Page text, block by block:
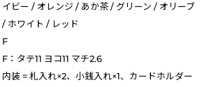
イビー / オレンジ / あか茶 / グリーン / オリーブ
/ ホワイト / レッド
F
F：タテ11 ヨコ11 マチ2.6
内装 = 札入れ×2、小銭入れ×1、カードホルダー